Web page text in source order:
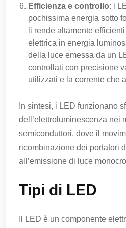
Efficienza e controllo: i
pochissima energia sotto
li rende altamente
elettrica in energia
della luce emessa da un
controllati con precisione
utilizzati e la corrente che
In sintesi, i LED funzionano
dell’elettroluminescenza nei
semiconduttori, dove il
ricombinazione dei portatori
all’emissione di luce
Tipi di LED
Il LED è un componente